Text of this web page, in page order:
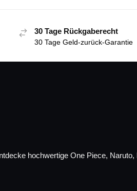
30 Tage Rückgaberecht
30 Tage Geld-zurück-Garantie
hochwertige One Piece,